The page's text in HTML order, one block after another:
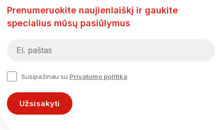
Prenumeruokite naujienlaiškį ir gaukite
specialius mūsų pasiūlymus
Susipažinau su Privatumo politika
Užsisakyti